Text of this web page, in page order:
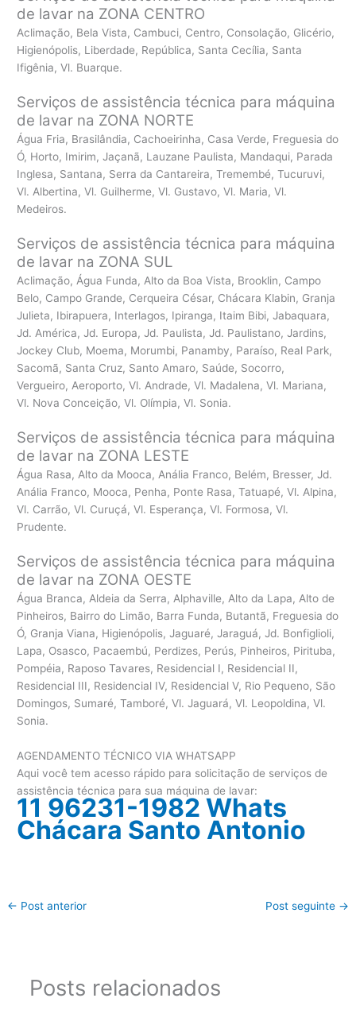
de lavar na ZONA CENTRO
Aclimação, Bela Vista, Cambuci, Centro, Consolação, Glicério,
Higienópolis, Liberdade, República, Santa Cecília, Santa
Ifigênia, Vl. Buarque.
Serviços de assistência técnica para máquina
de lavar na ZONA NORTE
Água Fria, Brasilândia, Cachoeirinha, Casa Verde, Freguesia do
Ó, Horto, Imirim, Jaçanã, Lauzane Paulista, Mandaqui, Parada
Inglesa, Santana, Serra da Cantareira, Tremembé, Tucuruvi,
Vl. Albertina, Vl. Guilherme, Vl. Gustavo, Vl. Maria, Vl.
Medeiros.
Serviços de assistência técnica para máquina
de lavar na ZONA SUL
Aclimação, Água Funda, Alto da Boa Vista, Brooklin, Campo
Belo, Campo Grande, Cerqueira César, Chácara Klabin, Granja
Julieta, Ibirapuera, Interlagos, Ipiranga, Itaim Bibi, Jabaquara,
Jd. América, Jd. Europa, Jd. Paulista, Jd. Paulistano, Jardins,
Jockey Club, Moema, Morumbi, Panamby, Paraíso, Real Park,
Sacomã, Santa Cruz, Santo Amaro, Saúde, Socorro,
Vergueiro, Aeroporto, Vl. Andrade, Vl. Madalena, Vl. Mariana,
Vl. Nova Conceição, Vl. Olímpia, Vl. Sonia.
Serviços de assistência técnica para máquina
de lavar na ZONA LESTE
Água Rasa, Alto da Mooca, Anália Franco, Belém, Bresser, Jd.
Anália Franco, Mooca, Penha, Ponte Rasa, Tatuapé, Vl. Alpina,
Vl. Carrão, Vl. Curuçá, Vl. Esperança, Vl. Formosa, Vl.
Prudente.
Serviços de assistência técnica para máquina
de lavar na ZONA OESTE
Água Branca, Aldeia da Serra, Alphaville, Alto da Lapa, Alto de
Pinheiros, Bairro do Limão, Barra Funda, Butantã, Freguesia do
Ó, Granja Viana, Higienópolis, Jaguaré, Jaraguá, Jd. Bonfiglioli,
Lapa, Osasco, Pacaembú, Perdizes, Perús, Pinheiros, Pirituba,
Pompéia, Raposo Tavares, Residencial I, Residencial II,
Residencial III, Residencial IV, Residencial V, Rio Pequeno, São
Domingos, Sumaré, Tamboré, Vl. Jaguará, Vl. Leopoldina, Vl.
Sonia.
AGENDAMENTO TÉCNICO VIA WHATSAPP
Aqui você tem acesso rápido para solicitação de serviços de
assistência técnica para sua máquina de lavar:
11 96231-1982 Whats
Chácara Santo Antonio
← Post anterior Post seguinte →
Posts relacionados